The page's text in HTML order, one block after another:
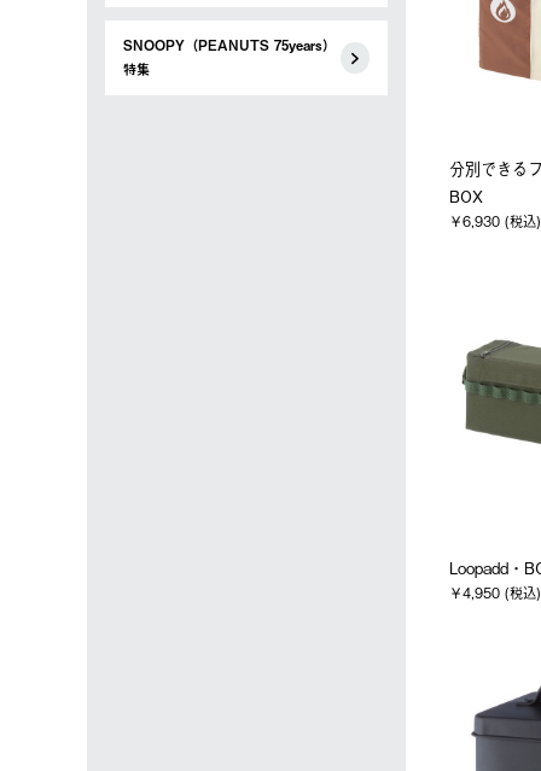
SNOOPY（PEANUTS 75years）
特集
分別できる
BOX
￥6,930 (税込)
Loopadd・
￥4,950 (税込)